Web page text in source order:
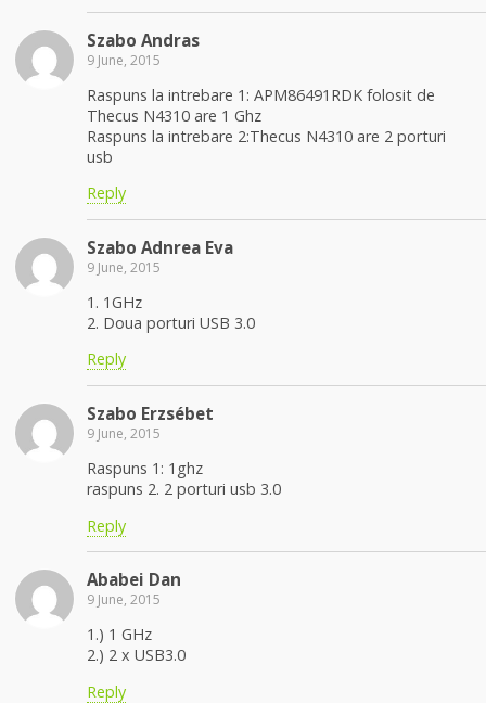
Szabo Andras
9 June, 2015
Raspuns la intrebare 1: APM86491RDK folosit de
Thecus N4310 are 1 Ghz
Raspuns la intrebare 2:Thecus N4310 are 2 porturi
usb
Reply
Szabo Adnrea Eva
9 June, 2015
1. 1GHz
2. Doua porturi USB 3.0
Reply
Szabo Erzsébet
9 June, 2015
Raspuns 1: 1ghz
raspuns 2. 2 porturi usb 3.0
Reply
Ababei Dan
9 June, 2015
1.) 1 GHz
2.) 2 x USB3.0
Reply